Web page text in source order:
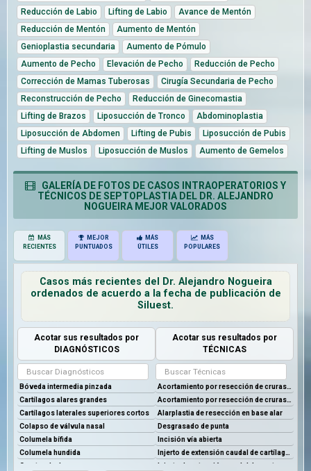
Reducción de Labio
Lifting de Labio
Avance de Mentón
Reducción de Mentón
Aumento de Mentón
Genioplastia secundaria
Aumento de Pómulo
Aumento de Pecho
Elevación de Pecho
Reducción de Pecho
Corrección de Mamas Tuberosas
Cirugía Secundaria de Pecho
Reconstrucción de Pecho
Reducción de Ginecomastia
Lifting de Brazos
Liposucción de Tronco
Abdominoplastia
Liposucción de Abdomen
Lifting de Pubis
Liposucción de Pubis
Lifting de Muslos
Liposucción de Muslos Aumento de Gemelos
GALERÍA DE FOTOS DE CASOS INTRAOPERATORIOS Y
TÉCNICOS DE SEPTOPLASTIA DEL DR. ALEJANDRO
NOGUEIRA MEJOR VALORADOS
MÁS
RECIENTES
MEJOR
PUNTUADOS
MÁS
ÚTILES
MÁS
POPULARES
Casos más recientes del Dr. Alejandro Nogueira
ordenados de acuerdo a la fecha de publicación de
Siluest.
Acotar sus resultados por
DIAGNÓSTICOS
Acotar sus resultados por
TÉCNICAS